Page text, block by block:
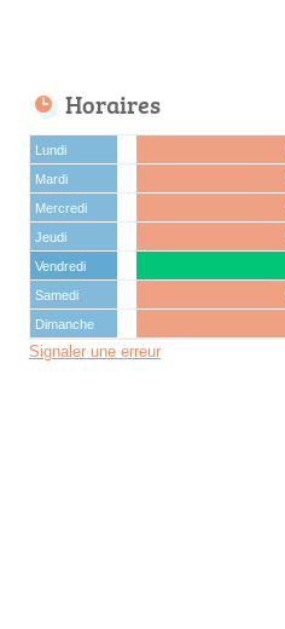
Horaires
Lundi
Mardi
Mercredi
Jeudi
Vendredi
Samedi
Dimanche
Signaler une erreur